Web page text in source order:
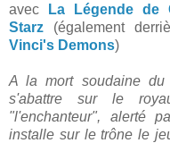
avec
La Légende de
Starz
(également
Vinci's Demons)
A la mort soudaine
s'abattre sur le
"l'enchanteur", alerté
installe sur le trône le